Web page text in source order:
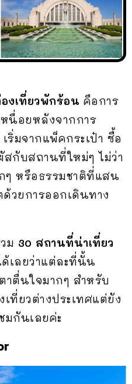
งเที่ยวพักร้อน คือการ
นื่อยหลังจากการ
ริ่มจากแพ็คกระเป๋า ซื้อ
กับสถานที่ใหม่ๆ ไม่ว่า
ๆ หรือธรรมชาติที่แสน
วยการออกเดินทาง
ม 30 สถานที่น่าเที่ยว
เลยว่าแต่ละที่นั้น
าตื่นใจมากๆ สำหรับ
ที่ยวต่างประเทศแต่ยัง
มกันเลยค่ะ